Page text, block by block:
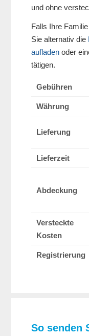
und ohne
Falls Ihre
Sie alternativ die
aufladen oder
tätigen.
Gebühren
Währung
Lieferung
Lieferzeit
Abdeckung
Versteckte
Kosten
Registrierung
So senden